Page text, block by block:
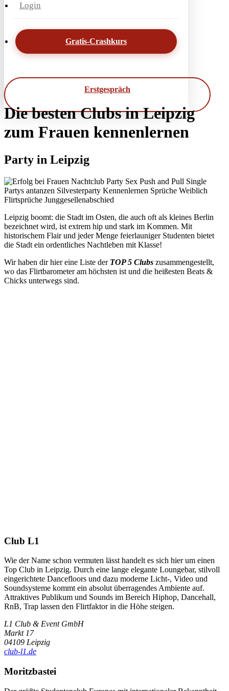
Login
Gratis-Crashkurs
Erstgespräch
Die besten Clubs in Leipzig
zum Frauen kennenlernen
Party in Leipzig
Leipzig boomt: die Stadt im Osten, die auch oft als kleines Berlin
bezeichnet wird, ist extrem hip und stark im Kommen. Mit
historischem Flair und jeder Menge feierlauniger Studenten bietet
die Stadt ein ordentliches Nachtleben mit Klasse!
Wir haben dir hier eine Liste der TOP 5 Clubs zusammengestellt,
wo das Flirtbarometer am höchsten ist und die heißesten Beats &
Chicks unterwegs sind.
Club L1
Wie der Name schon vermuten lässt handelt es sich hier um einen
Top Club in Leipzig. Durch eine lange elegante Loungebar, stilvoll
eingerichtete Dancefloors und dazu moderne Licht-, Video und
Soundsysteme kommt ein absolut überragendes Ambiente auf.
Attraktives Publikum und Sounds im Bereich Hiphop, Dancehall,
RnB, Trap lassen den Flirtfaktor in die Höhe steigen.
L1 Club & Event GmbH
Markt 17
04109 Leipzig
club-l1.de
Moritzbastei